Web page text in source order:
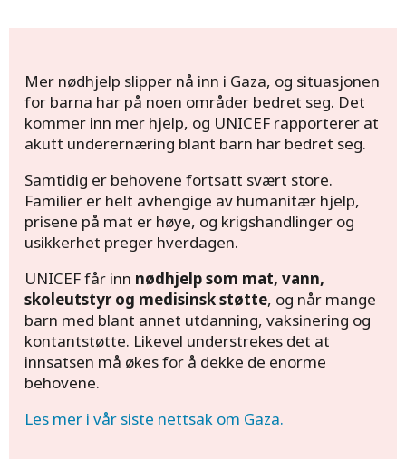
Sendnødhjelptil
barna i Gaza
Behovet er fortsatt stort. Sammen med deg
kan vi hjelpe enda flere barn.
Mer nødhjelp slipper nå inn i Gaza, og situasjonen
for barna har på noen områder bedret seg. Det
kommer inn mer hjelp, og UNICEF rapporterer at
akutt underernæring blant barn har bedret seg.
Samtidig er behovene fortsatt svært store.
Familier er helt avhengige av humanitær hjelp,
prisene på mat er høye, og krigshandlinger og
usikkerhet preger hverdagen.
UNICEF får inn nødhjelp som mat, vann,
skoleutstyr og medisinsk støtte, og når mange
barn med blant annet utdanning, vaksinering og
kontantstøtte. Likevel understrekes det at
innsatsen må økes for å dekke de enorme
behovene.
Les mer i vår siste nettsak om Gaza.